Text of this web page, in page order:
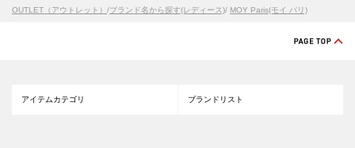
OUTLET（アウトレット） /ブランド名から探す(レディース)/ MOY Paris(モイ パリ)
アイテムカテゴリ ブランドリスト